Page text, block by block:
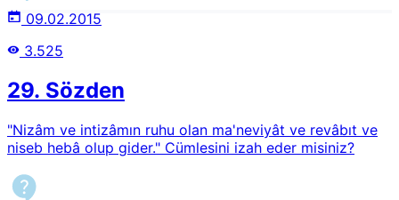
09.02.2015
3.525
29. Sözden
"Nizâm ve intizâmın ruhu olan ma'neviyât ve revâbıt ve
niseb hebâ olup gider." Cümlesini izah eder misiniz?